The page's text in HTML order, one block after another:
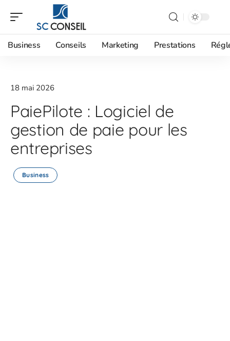
Business Conseils Marketing Prestations
18 mai 2026
PaiePilote : Logiciel de
gestion de paie pour les
entreprises
Business